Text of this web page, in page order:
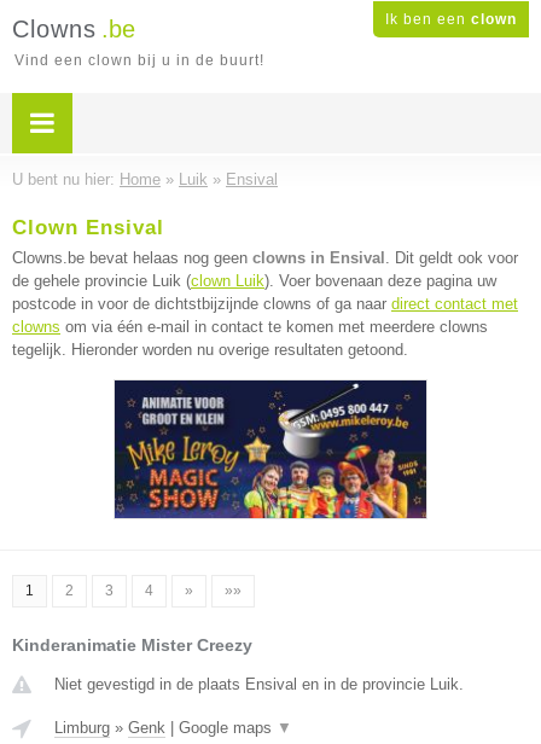
Ik ben een clown
Clowns .be
Vind een clown bij u in de buurt!
U bent nu hier: Home » Luik » Ensival
Clown Ensival
Clowns.be bevat helaas nog geen clowns in Ensival . Dit geldt ook voor
de gehele provincie Luik (clown Luik). Voer bovenaan deze pagina uw
postcode in voor de dichtstbijzijnde clowns of ga naar direct contact met
clowns om via één e-mail in contact te komen met meerdere clowns
tegelijk. Hieronder worden nu overige resultaten getoond.
1 2 3 4 » »»
Kinderanimatie Mister Creezy
Niet gevestigd in de plaats Ensival en in de provincie Luik.
Limburg » Genk Google maps ▼